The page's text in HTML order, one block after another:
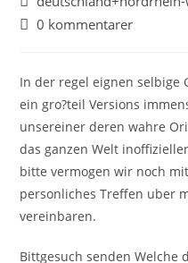
0 kommentarer
In der regel eignen selbige
ein gro?teil Versions
unsereiner deren wahre
das ganzen Welt
bitte vermogen wir noch
personliches Treffen uber
vereinbaren.
Bittgesuch senden Welche